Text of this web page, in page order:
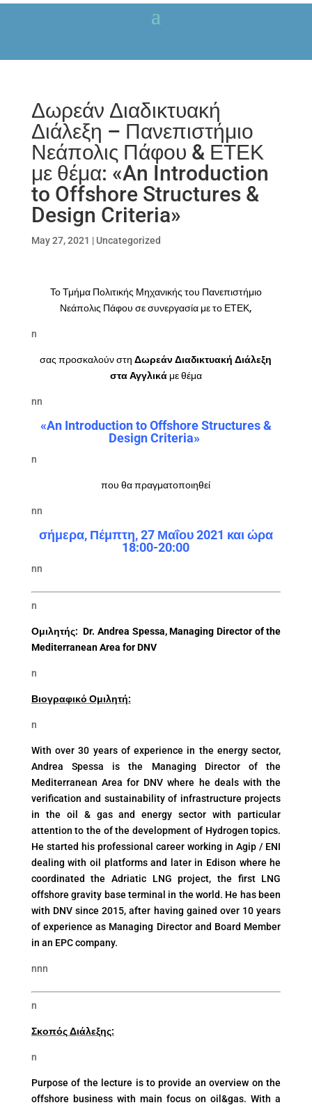
Δωρεάν Διαδικτυακή
Διάλεξη – Πανεπιστήμιο
Νεάπολις Πάφου & ΕΤΕΚ
με θέμα: «An Introduction
to Offshore Structures &
Design Criteria»
May 27, 2021 | Uncategorized
Το Τμήμα Πολιτικής Μηχανικής του Πανεπιστήμιο
Νεάπολις Πάφου σε συνεργασία με το ΕΤΕΚ,
n
σας προσκαλούν στηΔωρεάν Διαδικτυακή Διάλεξη
στα Αγγλικάμε θέμα
nn
«An Introductionto Offshore Structures &
Design Criteria»
n
που θα πραγματοποιηθεί
nn
σήμερα, Πέμπτη, 27 Μαΐου 2021 και ώρα
18:00-20:00
nn
n
Ομιλητής:Dr. Andrea Spessa, Managing Director of the
Mediterranean Area for DNV
n
Βιογραφικό Ομιλητή:
n
With over 30 years of experience in the energy sector,
Andrea Spessa is the Managing Director of the
Mediterranean Area for DNV where he deals with the
verification and sustainability of infrastructure projects
in the oil & gas and energy sector with particular
attention to the of the development of Hydrogen topics.
He started his professional career working in Agip / ENI
dealing with oil platforms and later in Edison where he
coordinated the Adriatic LNG project, the first LNG
offshore gravity base terminal in the world. He has been
with DNV since 2015, after having gained over 10 years
of experience as Managing Director and Board Member
in an EPC company.
nnn
n
Σκοπός Διάλεξης:
n
Purpose of the lecture is to provide an overview on the
offshore business with main focus on oil&gas. With a